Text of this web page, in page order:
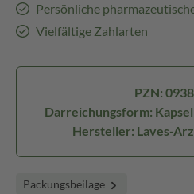
Persönliche
Vielfältige Zahlarten
PZN:
Darreichungsform:
Hersteller: Laves-
Packungsbeilage